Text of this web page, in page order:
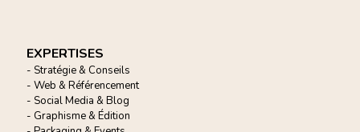
EXPERTISES
- Stratégie & Conseils
- Web & Référencement
- Social Media & Blog
- Graphisme & Édition